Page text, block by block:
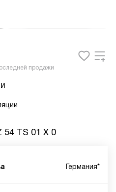
продажи
54 TS 01 X 0
Германия*